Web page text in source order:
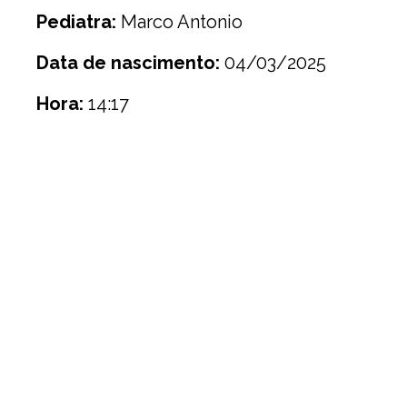
Pediatra: Marco Antonio
Data de nascimento: 04/03/2025
Hora: 14:17